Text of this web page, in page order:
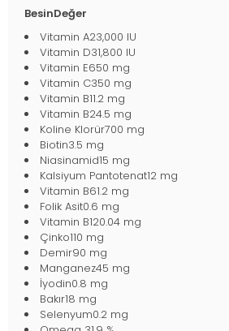
BesinDeğer
Vitamin A23,000 IU
Vitamin D31,800 IU
Vitamin E650 mg
Vitamin C350 mg
Vitamin B11.2 mg
Vitamin B24.5 mg
Koline Klorür700 mg
Biotin3.5 mg
Niasinamid15 mg
Kalsiyum Pantotenat12 mg
Vitamin B61.2 mg
Folik Asit0.6 mg
Vitamin B120.04 mg
Çinko110 mg
Demir90 mg
Manganez45 mg
İyodin0.8 mg
Bakır18 mg
Selenyum0.2 mg